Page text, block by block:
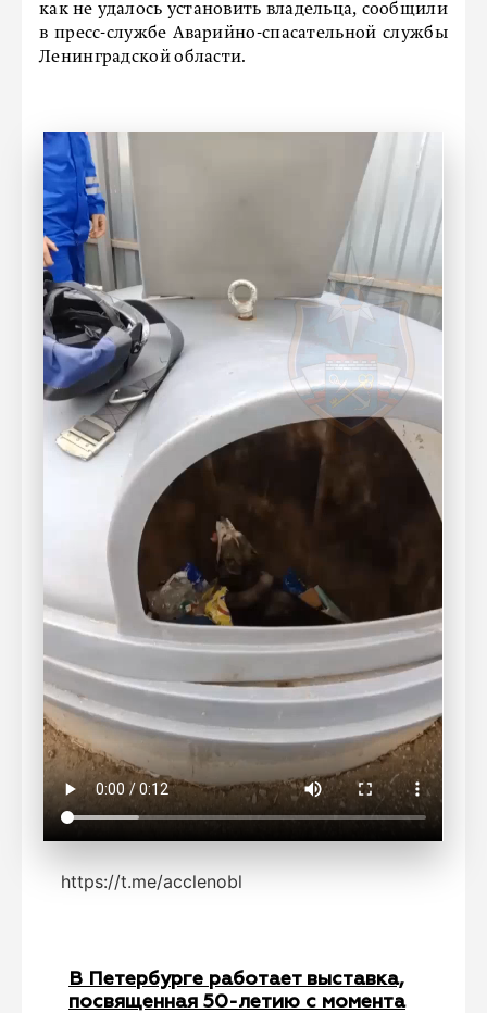
как не удалось установить владельца, сообщили
в пресс-службе Аварийно-спасательной службы
Ленинградской области.
https://t.me/acclenobl
В Петербурге работает выставка,
посвященная 50-летию с момента